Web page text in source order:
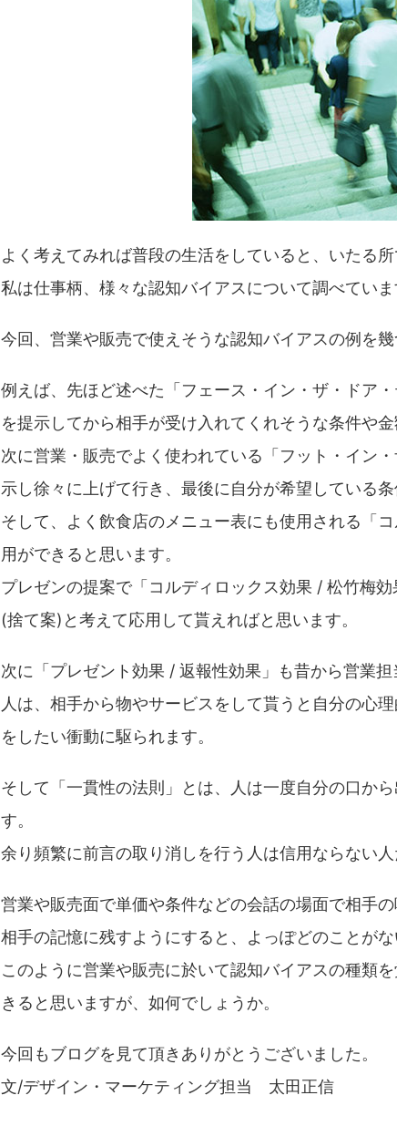
よく考えてみれば普段の生活をしていると、いたる
私は仕事柄、様々な認知バイアスについて調べていま
今回、営業や販売で使えそうな認知バイアスの例を幾
例えば、先ほど述べた「フェース・イン・ザ・ドア
を提示してから相手が受け入れてくれそうな条件や金
次に営業・販売でよく使われている「フット・イン
示し徐々に上げて行き、最後に自分が希望している
そして、よく飲食店のメニュー表にも使用される「
用ができると思います。
プレゼンの提案で「コルディロックス効果 / 松竹梅
(捨て案)と考えて応用して貰えればと思います。
次に「プレゼント効果 / 返報性効果」も昔から営業担
人は、相手から物やサービスをして貰うと自分の心
をしたい衝動に駆られます。
そして「一貫性の法則」とは、人は一度自分の口か
す。
余り頻繁に前言の取り消しを行う人は信用ならない人
営業や販売面で単価や条件などの会話の場面で相手
相手の記憶に残すようにすると、よっぽどのことが
このように営業や販売に於いて認知バイアスの種類
きると思いますが、如何でしょうか。
今回もブログを見て頂きありがとうございました。
文/デザイン・マーケティング担当 太田正信